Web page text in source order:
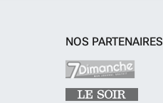
NOS PARTENAIRES